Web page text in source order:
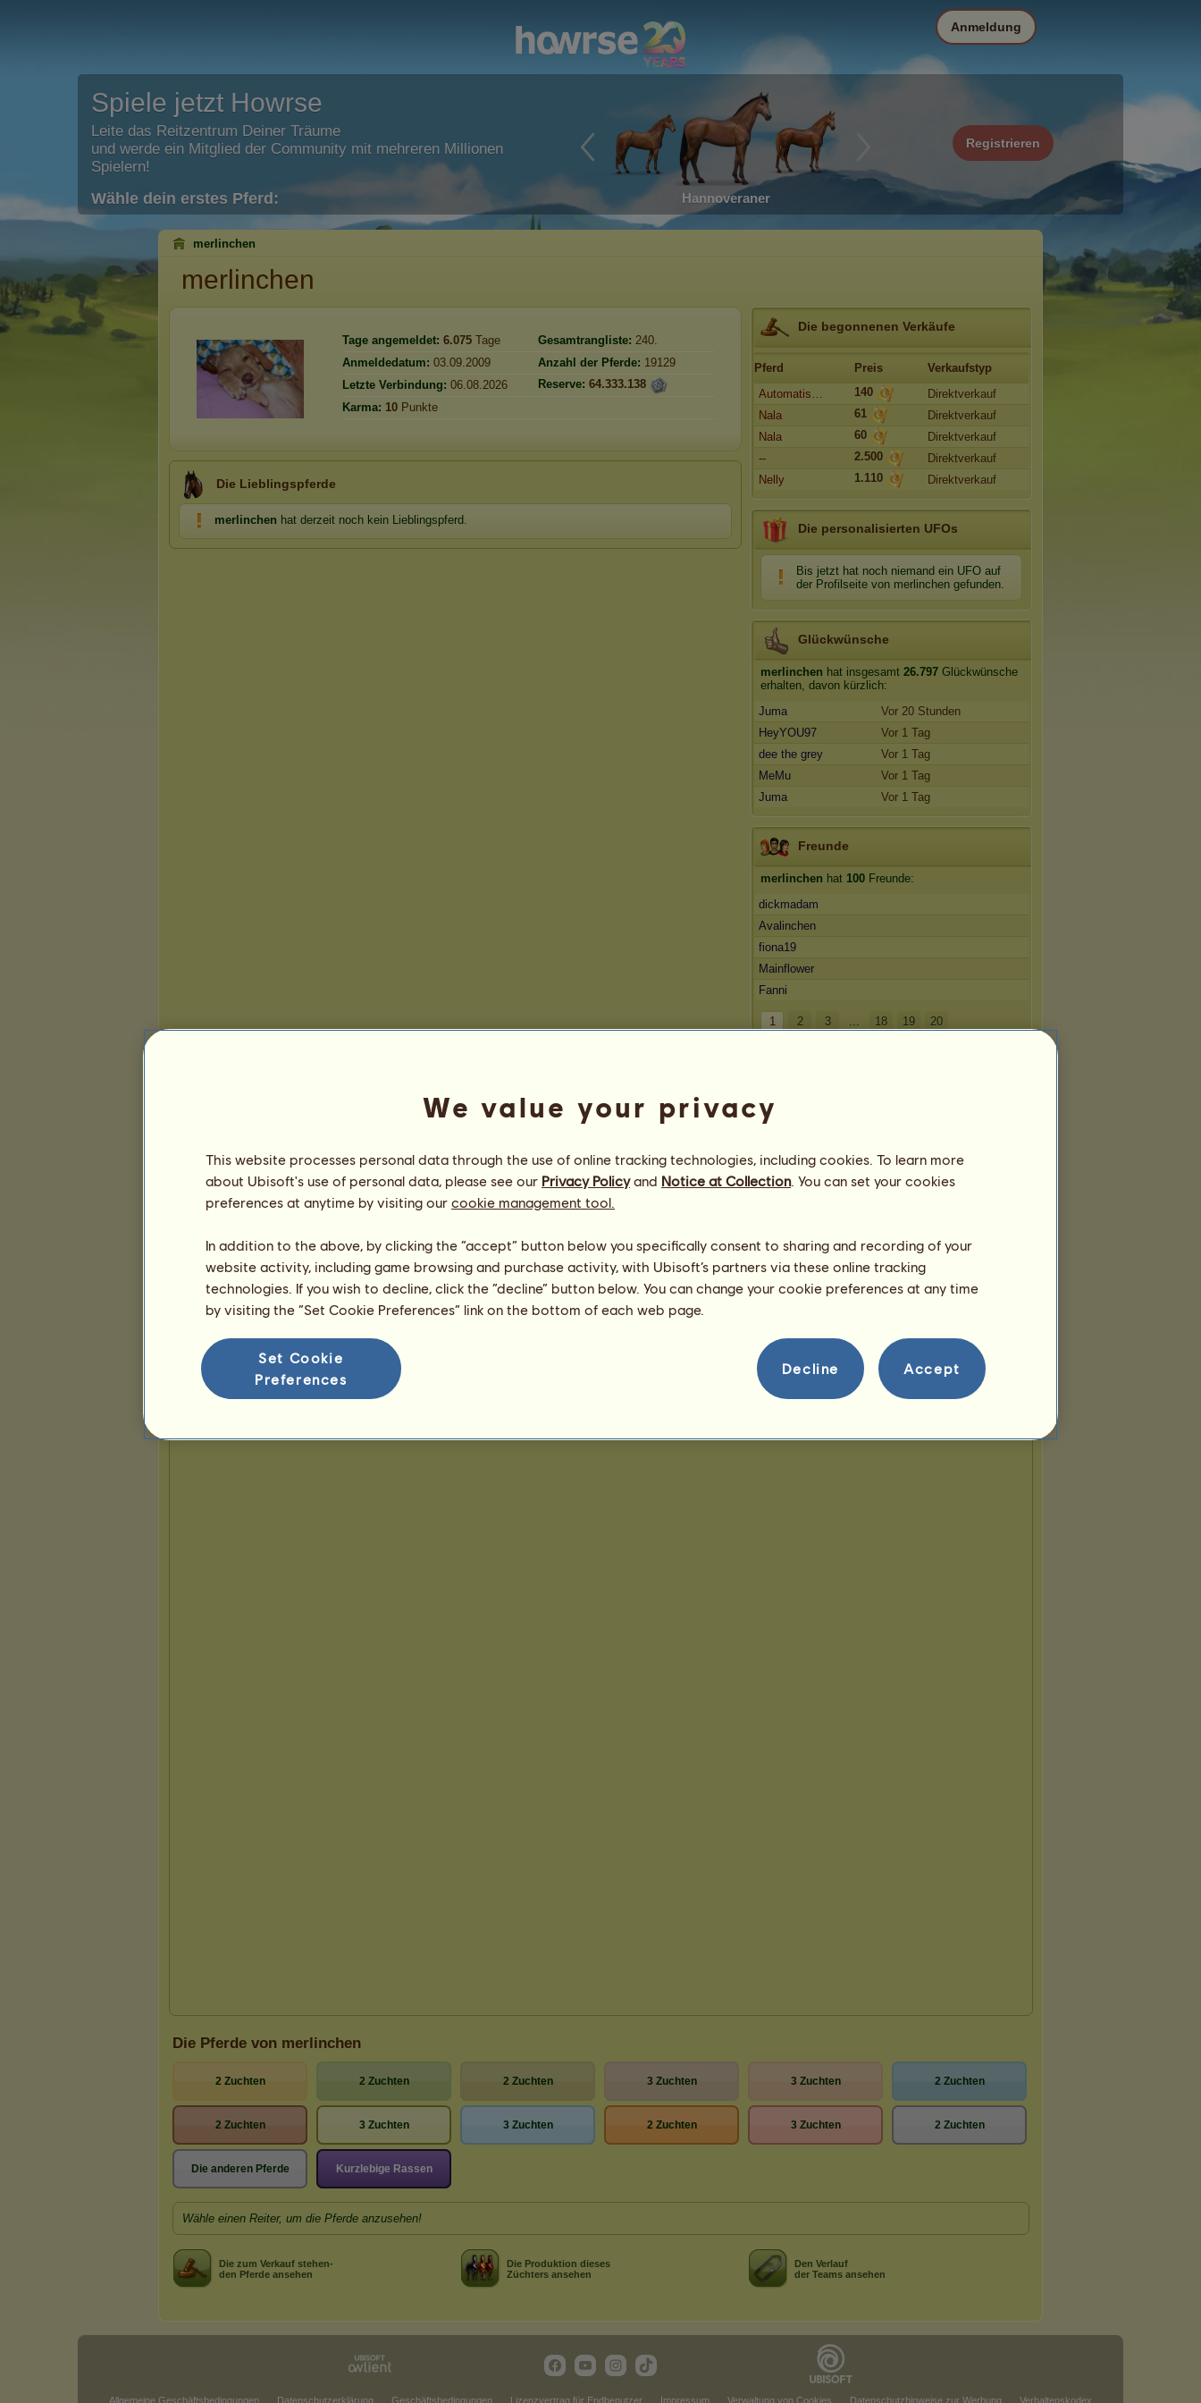
Spiele jetzt Howrse
Leite das Reitzentrum Deiner Träume
und werde ein Mitglied der Community mit mehreren Millionen
Spielern!
Wähle dein erstes Pferd: Hannoveraner
Registrieren
Anmeldung
merlinchen
merlinchen
Tage angemeldet: 6.075 Tage Gesamtrangliste: 240.
Anmeldedatum: 03.09.2009 Anzahl der Pferde: 19129
Letzte Verbindung: 06.08.2026 Reserve: 64.333.138
Karma: 10 Punkte
Die Lieblingspferde
merlinchen hat derzeit noch kein Lieblingspferd.
Die begonnenen Verkäufe
Pferd Preis
Verkaufstyp
Automatis…
140
Direktverkauf
Nala
61
Direktverkauf
Nala
60
Direktverkauf
--
2.500
Direktverkauf
Nelly
1.110 Direktverkauf
Die personalisierten UFOs
Bis jetzt hat noch niemand ein UFO auf
der Profilseite von merlinchen gefunden.
Glückwünsche
merlinchen hat insgesamt 26.797 Glückwünsche
erhalten, davon kürzlich:
Juma
Vor 20 Stunden
HeyYOU97
Vor 1 Tag
dee the grey
Vor 1 Tag
MeMu
Vor 1 Tag
Juma
Vor 1 Tag
Freunde
merlinchen hat 100 Freunde:
dickmadam
Avalinchen
fiona19
Mainflower
Fanni
1 2 3 ... 18 19 20
Die Pferde von merlinchen
2 Zuchten 2 Zuchten 2 Zuchten 3 Zuchten 3 Zuchten 2 Zuchten
2 Zuchten 3 Zuchten 3 Zuchten 2 Zuchten 3 Zuchten 2 Zuchten
Die anderen Pferde Kurzlebige Rassen
Wähle einen Reiter, um die Pferde anzusehen!
Die zum Verkauf stehen-
den Pferde ansehen
Die Produktion dieses
Züchters ansehen
Den Verlauf
der Teams ansehen
Allgemeine Geschäftsbedingungen Datenschutzerklärung Geschäftsbedingungen Lizenzvertrag für Endbenutzer Impressum Verwaltung von Cookies Datenschutzhinweise zur Werbung Verhaltenskodex
We value your privacy
This website processes personal data through the use of online tracking technologies, including cookies. To learn more
about Ubisoft's use of personal data, please see our Privacy Policyand Notice at Collection. You can set your cookies
preferences at anytime by visiting our cookie management tool.
In addition to the above, by clicking the “accept” button below you specifically consent to sharing and recording of your
website activity, including game browsing and purchase activity, with Ubisoft’s partners via these online tracking
technologies. If you wish to decline, click the “decline” button below. You can change your cookie preferences at any time
by visiting the “Set Cookie Preferences” link on the bottom of each web page.
Set Cookie
Preferences
Decline Accept